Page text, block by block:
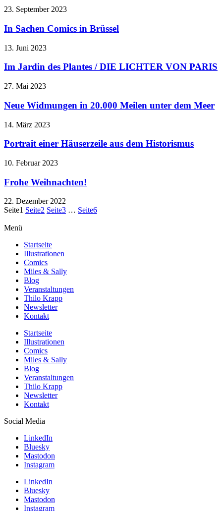
23. September 2023
In Sachen Comics in Brüssel
13. Juni 2023
Im Jardin des Plantes / DIE LICHTER VON PARIS
27. Mai 2023
Neue Widmungen in 20.000 Meilen unter dem Meer
14. März 2023
Portrait einer Häuserzeile aus dem Historismus
10. Februar 2023
Frohe Weihnachten!
22. Dezember 2022
Seite1 Seite2 Seite3 … Seite6
Menü
Startseite
Illustrationen
Comics
Miles & Sally
Blog
Veranstaltungen
Thilo Krapp
Newsletter
Kontakt
Startseite
Illustrationen
Comics
Miles & Sally
Blog
Veranstaltungen
Thilo Krapp
Newsletter
Kontakt
Social Media
LinkedIn
Bluesky
Mastodon
Instagram
LinkedIn
Bluesky
Mastodon
Instagram